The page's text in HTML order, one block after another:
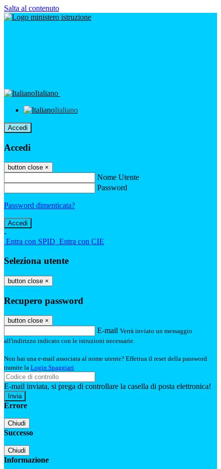
Salta al contenuto
Italiano
Italiano
Accedi
Accedi
button close ×
Nome Utente
Password
Password dimenticata?
-
Entra con SPID Entra con CIE
Seleziona utente
button close ×
Recupero password
button close ×
E-mail Verrà inviato un messaggio
all'indirizzo indicato con le istruzioni necessarie.
Non hai una e-mail associata al nome utente? Effettua il reset della password
tramite la Login Spaggiari
E-mail inviata, si prega di controllare la casella di posta elettronica!
Errore
Chiudi
Successo
Chiudi
Informazione